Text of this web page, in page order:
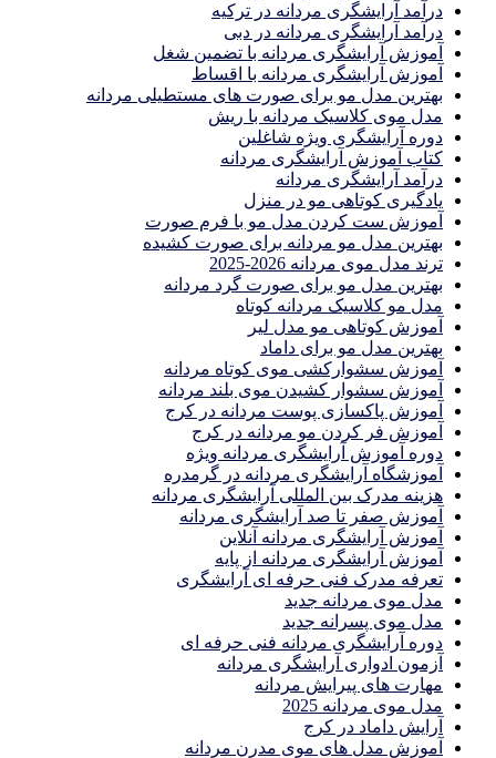
درآمد آرایشگری مردانه در ترکیه
درآمد آرایشگری مردانه در دبی
آموزش آرایشگری مردانه با تضمین شغل
آموزش آرایشگری مردانه با اقساط
بهترین مدل مو برای صورت های مستطیلی مردانه
مدل موی کلاسیک مردانه با ریش
دوره آرایشگری ویژه شاغلین
کتاب آموزش آرایشگری مردانه
درآمد آرایشگری مردانه
یادگیری كوتاهى مو در منزل
آموزش ست كردن مدل مو با فرم صورت
بهترین مدل مو مردانه برای صورت کشیده
ترند مدل موی مردانه 2026-2025
بهترين مدل مو براى صورت گرد مردانه
مدل مو کلاسیک مردانه کوتاه
آموزش کوتاهی مو مدل لیر
بهترین مدل مو برای داماد
آموزش سشوارکشی موی کوتاه مردانه
آموزش سشوار کشیدن موی بلند مردانه
آموزش پاکسازی پوست مردانه در کرج
آموزش فر کردن مو مردانه در کرج
دوره آموزش آرایشگری مردانه ویژه
آموزشگاه آرایشگری مردانه در گرمدره
هزینه مدرک بین المللی آرایشگری مردانه
آموزش صفر تا صد آرایشگری مردانه
آموزش آرایشگری مردانه آنلاین
آموزش آرایشگری مردانه از پایه
تعرفه مدرک فنی حرفه ای آرایشگری
مدل موی مردانه جدید
مدل موی پسرانه جدید
دوره آرایشگری مردانه فنی حرفه ای
آزمون ادواری آرایشگری مردانه
مهارت های پیرایش مردانه
مدل موی مردانه 2025
آرایش داماد در کرج
آموزش مدل های موی مدرن مردانه